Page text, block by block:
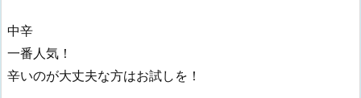
中辛
一番人気！
辛いのが大丈夫な方はお試しを！